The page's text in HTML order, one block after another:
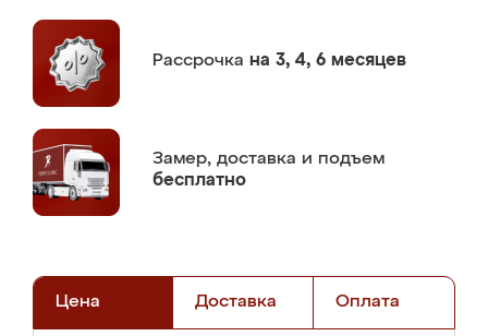
Рассрочка на 3, 4, 6 месяцев
Замер, доставка и подъем
бесплатно
Цена Доставка Оплата